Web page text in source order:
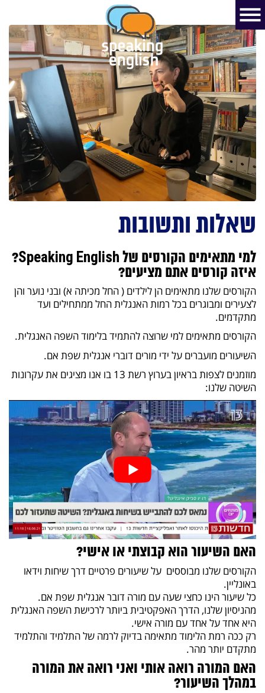
שאלות ותשובות
למי מתאימים הקורסים של Speaking English?
איזה קורסים אתם מציעים?
הקורסים שלנו מתאימים הן לילדים ( החל מכיתה א) ובני נוער והן
לצעירים ומבוגרים בכל רמות האנגלית החל ממתחילים ועד
מתקדמים.
הקורסים מתאימים למי שרוצה להתמיד בלימוד השפה האנגלית.
השיעורים מועברים על ידי מורים דוברי אנגלית שפת אם.
מוזמנים לצפות בראיון בערוץ רשת 13 בו אנו מציגים את עקרונות
השיטה שלנו:
האם השיעור הוא קבוצתי או אישי?
הקורסים שלנו מבוססים על שיעורים פרטיים דרך שיחות וידאו
באונליין.
כל שיעור הינו כחצי שעה עם מורה דובר אנגלית שפת אם.
מהניסיון שלנו, הדרך האפקטיבית ביותר לרכישת השפה האנגלית
היא אחד על אחד עם מורה אישי.
רק ככה רמת הלימוד מתאימה בדיוק לרמה של התלמיד והתלמיד
מתקדם יותר מהר.
האם המורה רואה אותי ואני רואה את המורה
במהלך השיעור?